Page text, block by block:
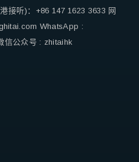
接听)：+86 147 1623 3633 网
WhatsApp :
信公众号 : zhitaihk